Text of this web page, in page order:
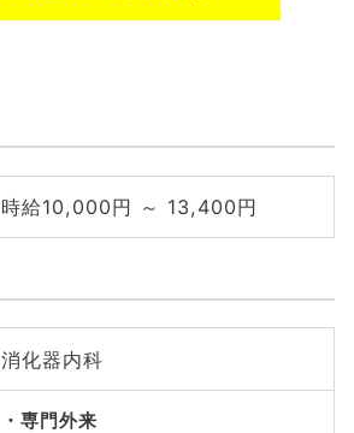
時給10,000円 ～ 13,400円
消化器内科
専門外来